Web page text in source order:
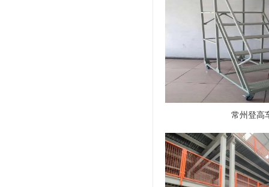
常州登高